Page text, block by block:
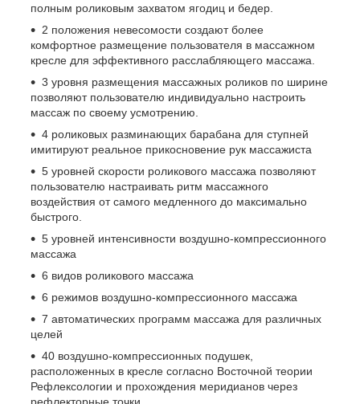
полным роликовым захватом ягодиц и бедер.
2 положения невесомости создают более
комфортное размещение пользователя в массажном
кресле для эффективного расслабляющего массажа.
3 уровня размещения массажных роликов по ширине
позволяют пользователю индивидуально настроить
массаж по своему усмотрению.
4 роликовых разминающих барабана для ступней
имитируют реальное прикосновение рук массажиста
5 уровней скорости роликового массажа позволяют
пользователю настраивать ритм массажного
воздействия от самого медленного до максимально
быстрого.
5 уровней интенсивности воздушно-компрессионного
массажа
6 видов роликового массажа
6 режимов воздушно-компрессионного массажа
7 автоматических программ массажа для различных
целей
40 воздушно-компрессионных подушек,
расположенных в кресле согласно Восточной теории
Рефлексологии и прохождения меридианов через
рефлекторные точки